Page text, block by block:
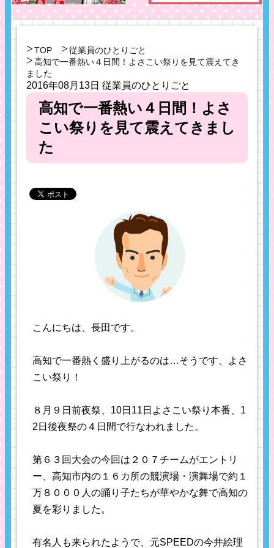
TOP
従業員のひとりごと
高知で一番熱い４日間！よさこい祭りを見て震えてき
ました
2016年08月13日 従業員のひとりごと
高知で一番熱い４日間！よさ
こい祭りを見て震えてきまし
た
こんにちは、長田です。
高知で一番熱く盛り上がるのは…そうです、よさ
こい祭り！
８月９日前夜祭、10日11日よさこい祭り本番、1
2日後夜祭の４日間で行なわれました。
第６３回大会の今回は２０７チームがエントリ
ー、高知市内の１６カ所の競演場・演舞場で約１
万８０００人の踊り子たちが華やかな舞で高知の
夏を彩りました。
有名人も来られたようで、元SPEEDの今井絵理